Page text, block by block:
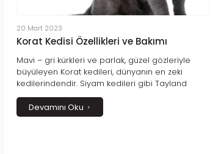
20 Mart 2023
Korat Kedisi Özellikleri ve Bakımı
Mavi – gri kürkleri ve parlak, güzel gözleriyle
büyüleyen Korat kedileri, dünyanın en zeki
kedilerindendir. Siyam kedileri gibi Tayland
kökenli olan Korat kedilerinin tarihi 14. yüzyıla
kadar dayanır. Ünleri Avrupa ve Amerika kıtasına
yayılan Koratlar oldukça sosyal, hareketli ve
Devamını Oku